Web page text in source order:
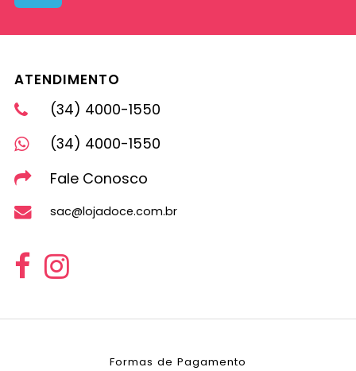
ATENDIMENTO
(34) 4000-1550
(34) 4000-1550
Fale Conosco
sac@lojadoce.com.br
Formas de Pagamento